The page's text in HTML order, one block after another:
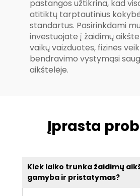
pastangos užtikrina, kad
atitiktų tarptautinius
standartus. Pasirinkdami
investuojate į žaidimų
vaikų vaizduotės, fizinės
bendravimo vystymąsi
aikštelėje.
Įprasta
Kiek laiko trunka žaidimų
gamyba ir pristatymas?